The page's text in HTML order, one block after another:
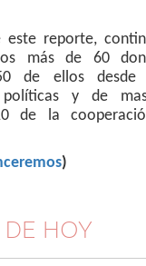
este reporte,
más de 60
de ellos desde
políticas y de
de la
)
HOY